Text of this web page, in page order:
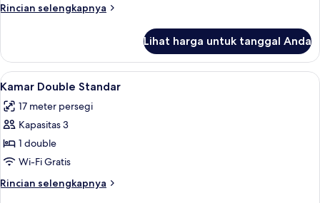
Rincian selengkapnya
Rincian
Kamar
Double
Deluks
Lihat harga untuk tanggal Anda
Lihat
semua
foto
untuk
Kamar
Double
Standar
Seprai antialergi, tirai kedap cahaya,
5
Kamar Double Standar
17 meter persegi
Kapasitas 3
1 double
Wi-Fi Gratis
Rincian selengkapnya
Rincian